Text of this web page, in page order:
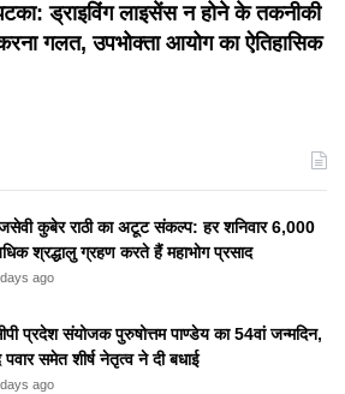
ड्राइविंग लाइसेंस न होने के तकनीकी
गलत, उपभोक्ता आयोग का ऐतिहासिक
कुबेर राठी का अटूट संकल्प: हर शनिवार 6,000
श्रद्धालु ग्रहण करते हैं महाभोग प्रसाद
ago
प्रदेश संयोजक पुरुषोत्तम पाण्डेय का 54वां जन्मदिन,
समेत शीर्ष नेतृत्व ने दी बधाई
ago